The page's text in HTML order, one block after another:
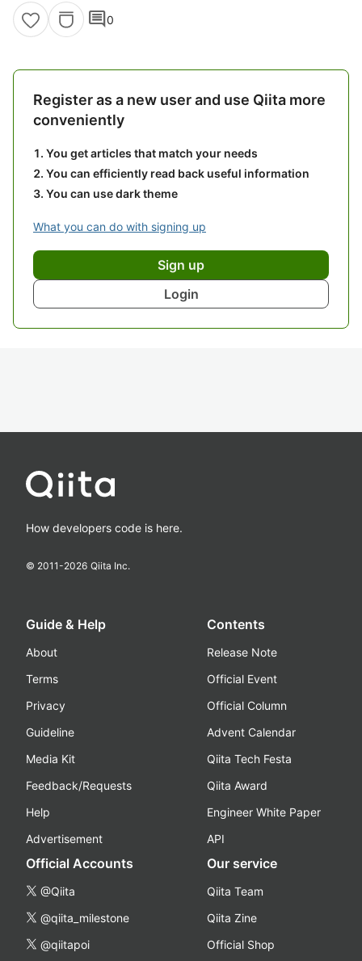
comment0
Register as a new user and use Qiita more
conveniently
You get articles that match your needs
You can efficiently read back useful information
You can use dark theme
What you can do with signing up
Sign up
Login
How developers code is here.
© 2011-2026 Qiita Inc.
Guide & Help
About
Terms
Privacy
Guideline
Media Kit
Feedback/Requests
Help
Advertisement
Contents
Release Note
Official Event
Official Column
Advent Calendar
Qiita Tech Festa
Qiita Award
Engineer White Paper
API
Official Accounts
@Qiita
@qiita_milestone
@qiitapoi
Our service
Qiita Team
Qiita Zine
Official Shop